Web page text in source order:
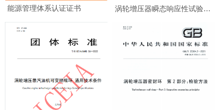
能源管理体系认证证书 涡轮增压器瞬态响应性试验方法